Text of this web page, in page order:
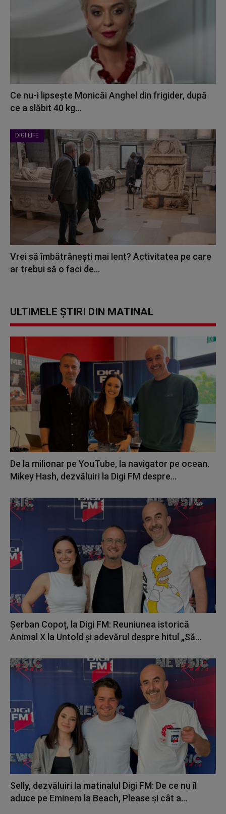
Ce nu-i lipsește Monicăi Anghel din frigider, după
ce a slăbit 40 kg...
DIGI LIFE
Vrei să îmbătrânești mai lent? Activitatea pe care
ar trebui să o faci de...
ULTIMELE ȘTIRI DIN MATINAL
De la milionar pe YouTube, la navigator pe ocean.
Mikey Hash, dezvăluiri la Digi FM despre...
Șerban Copoț, la Digi FM: Reuniunea istorică
Animal X la Untold și adevărul despre hitul „Să...
Selly, dezvăluiri la matinalul Digi FM: De ce nu îl
aduce pe Eminem la Beach, Please și cât a...